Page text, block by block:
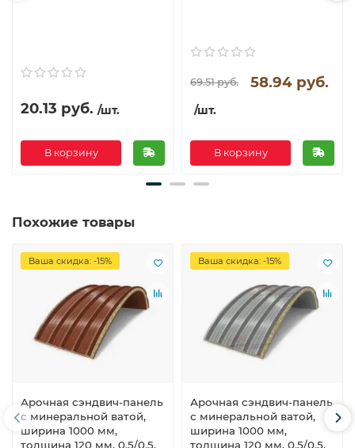
20.13 руб. /шт.
В корзину
69.51 руб. 58.94 руб.
/шт.
В корзину
Похожие товары
Ваша скидка: -15%
Арочная сэндвич-панель
с минеральной ватой,
ширина 1000 мм,
толщина 120 мм, 0.5/0.5,
Ваша скидка: -15%
Арочная сэндвич-панель
с минеральной ватой,
ширина 1000 мм,
толщина 120 мм, 0.5/0.5,